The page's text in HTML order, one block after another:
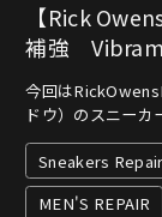
【Rick
補強
今回は
ドウ）のスニーカ
Sneakers Repair
MEN'S REPAIR